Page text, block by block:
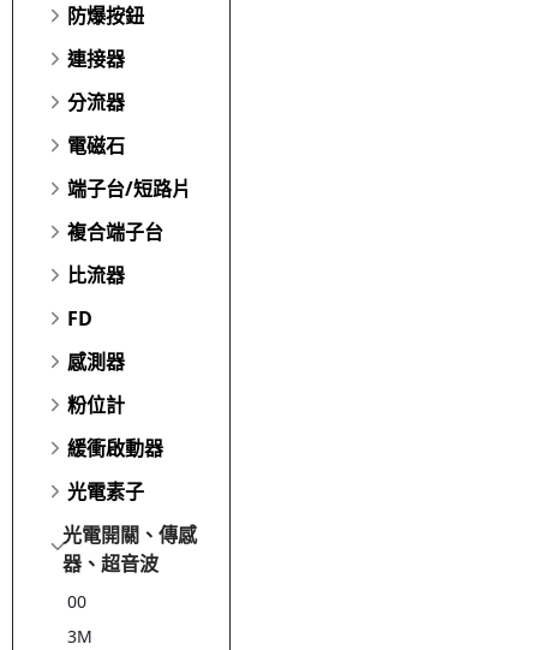
防爆按鈕
連接器
分流器
電磁石
端子台/短路片
複合端子台
比流器
FD
感測器
粉位計
緩衝啟動器
光電素子
光電開關、傳感
器、超音波
00
3M